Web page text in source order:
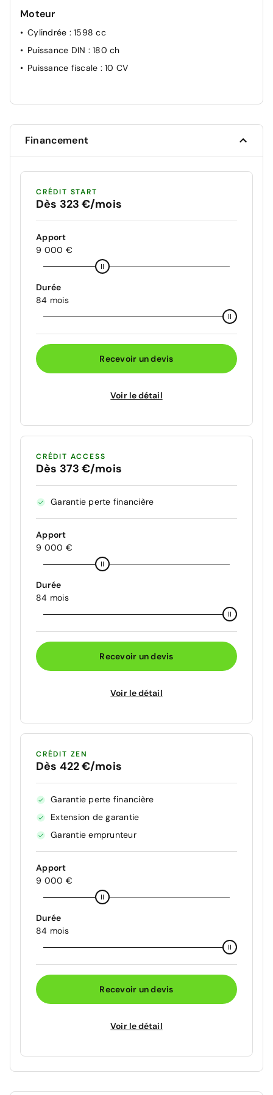
Moteur
Cylindrée : 1598 cc
Puissance DIN : 180 ch
Puissance fiscale : 10 CV
Financement
CRÉDIT START
Dès 323 €/mois
Apport
9 000 €
Durée
84 mois
Recevoir un devis
Voir le détail
CRÉDIT ACCESS
Dès 373 €/mois
Garantie perte financière
Apport
9 000 €
Durée
84 mois
Recevoir un devis
Voir le détail
CRÉDIT ZEN
Dès 422 €/mois
Garantie perte financière
Extension de garantie
Garantie emprunteur
Apport
9 000 €
Durée
84 mois
Recevoir un devis
Voir le détail